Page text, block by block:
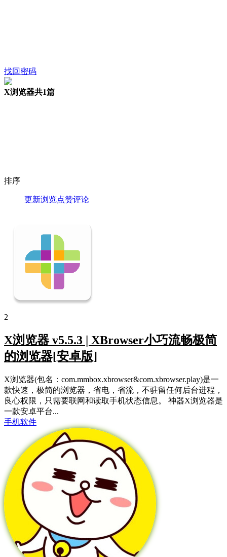
找回密码
X浏览器共1篇
排序
更新浏览点赞评论
2
X浏览器 v5.5.3 | XBrowser小巧流畅极简
的浏览器[安卓版]
X浏览器(包名：com.mmbox.xbrowser&com.xbrowser.play)是一
款快速，极简的浏览器，省电，省流，不驻留任何后台进程，
良心权限，只需要联网和读取手机状态信息。 神器X浏览器是
一款安卓平台...
手机软件